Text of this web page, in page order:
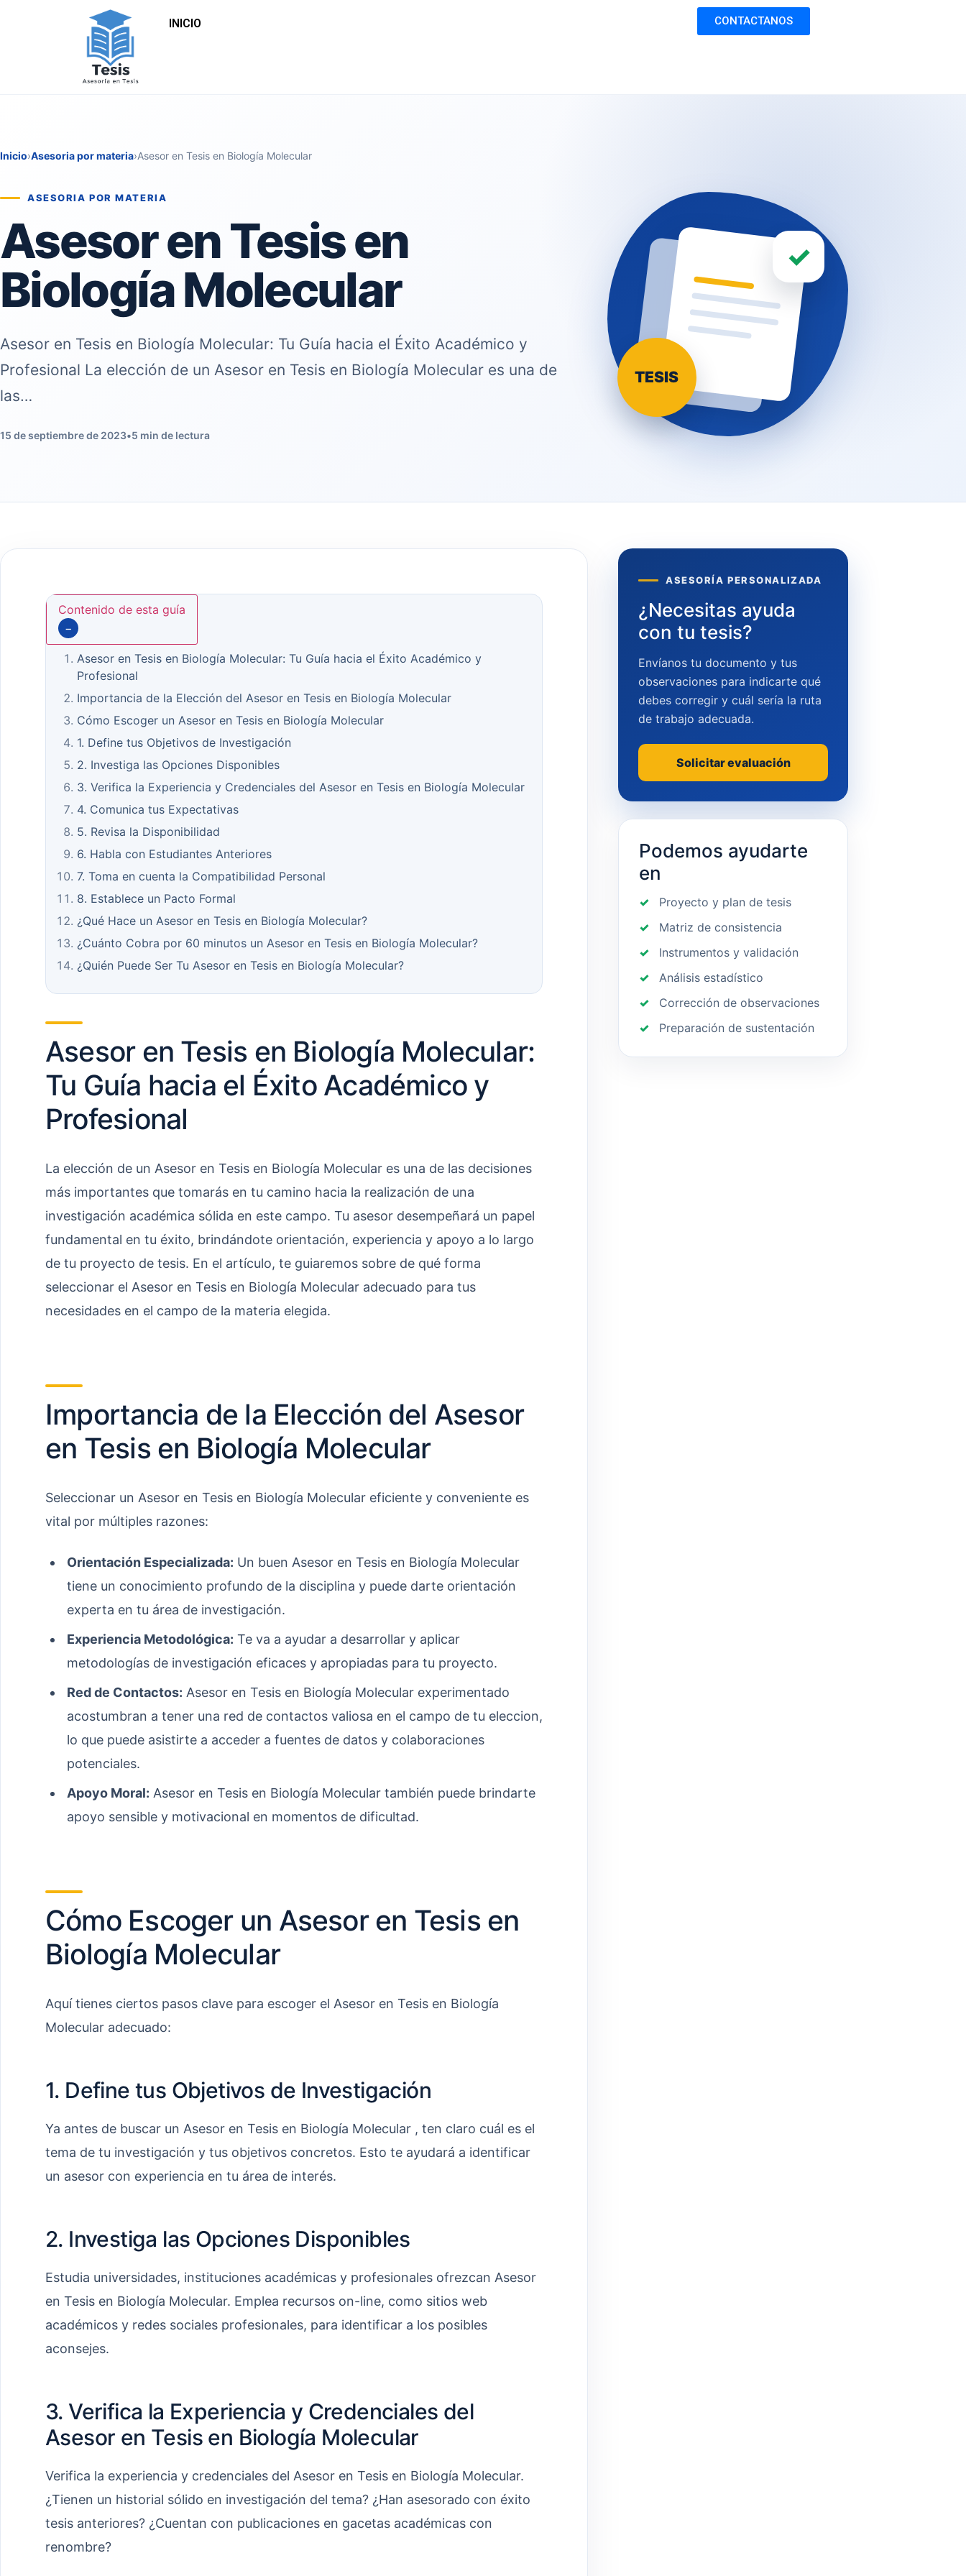
INICIO CONTACTANOS
Inicio›Asesoria por materia›Asesor en Tesis en Biología Molecular
ASESORIA POR MATERIA
Asesor en Tesis en
Biología Molecular
Asesor en Tesis en Biología Molecular: Tu Guía hacia el Éxito Académico y
Profesional La elección de un Asesor en Tesis en Biología Molecular es una de
las…
15 de septiembre de 2023•5 min de lectura
✓
TESIS
Contenido de esta guía
−
Asesor en Tesis en Biología Molecular: Tu Guía hacia el Éxito Académico y
Profesional
Importancia de la Elección del Asesor en Tesis en Biología Molecular
Cómo Escoger un Asesor en Tesis en Biología Molecular
1. Define tus Objetivos de Investigación
2. Investiga las Opciones Disponibles
3. Verifica la Experiencia y Credenciales del Asesor en Tesis en Biología Molecular
4. Comunica tus Expectativas
5. Revisa la Disponibilidad
6. Habla con Estudiantes Anteriores
7. Toma en cuenta la Compatibilidad Personal
8. Establece un Pacto Formal
¿Qué Hace un Asesor en Tesis en Biología Molecular?
¿Cuánto Cobra por 60 minutos un Asesor en Tesis en Biología Molecular?
¿Quién Puede Ser Tu Asesor en Tesis en Biología Molecular?
Asesor en Tesis en Biología Molecular:
Tu Guía hacia el Éxito Académico y
Profesional
La elección de un Asesor en Tesis en Biología Molecular es una de las decisiones
más importantes que tomarás en tu camino hacia la realización de una
investigación académica sólida en este campo. Tu asesor desempeñará un papel
fundamental en tu éxito, brindándote orientación, experiencia y apoyo a lo largo
de tu proyecto de tesis. En el artículo, te guiaremos sobre de qué forma
seleccionar el Asesor en Tesis en Biología Molecular adecuado para tus
necesidades en el campo de la materia elegida.
Importancia de la Elección del Asesor
en Tesis en Biología Molecular
Seleccionar un Asesor en Tesis en Biología Molecular eficiente y conveniente es
vital por múltiples razones:
Orientación Especializada: Un buen Asesor en Tesis en Biología Molecular
tiene un conocimiento profundo de la disciplina y puede darte orientación
experta en tu área de investigación.
Experiencia Metodológica: Te va a ayudar a desarrollar y aplicar
metodologías de investigación eficaces y apropiadas para tu proyecto.
Red de Contactos: Asesor en Tesis en Biología Molecular experimentado
acostumbran a tener una red de contactos valiosa en el campo de tu eleccion,
lo que puede asistirte a acceder a fuentes de datos y colaboraciones
potenciales.
Apoyo Moral: Asesor en Tesis en Biología Molecular también puede brindarte
apoyo sensible y motivacional en momentos de dificultad.
Cómo Escoger un Asesor en Tesis en
Biología Molecular
Aquí tienes ciertos pasos clave para escoger el Asesor en Tesis en Biología
Molecular adecuado:
1. Define tus Objetivos de Investigación
Ya antes de buscar un Asesor en Tesis en Biología Molecular , ten claro cuál es el
tema de tu investigación y tus objetivos concretos. Esto te ayudará a identificar
un asesor con experiencia en tu área de interés.
2. Investiga las Opciones Disponibles
Estudia universidades, instituciones académicas y profesionales ofrezcan Asesor
en Tesis en Biología Molecular. Emplea recursos on-line, como sitios web
académicos y redes sociales profesionales, para identificar a los posibles
aconsejes.
3. Verifica la Experiencia y Credenciales del
Asesor en Tesis en Biología Molecular
Verifica la experiencia y credenciales del Asesor en Tesis en Biología Molecular.
¿Tienen un historial sólido en investigación del tema? ¿Han asesorado con éxito
tesis anteriores? ¿Cuentan con publicaciones en gacetas académicas con
renombre?
ASESORÍA PERSONALIZADA
¿Necesitas ayuda
con tu tesis?
Envíanos tu documento y tus
observaciones para indicarte qué
debes corregir y cuál sería la ruta
de trabajo adecuada.
Solicitar evaluación
Podemos ayudarte
en
Proyecto y plan de tesis
Matriz de consistencia
Instrumentos y validación
Análisis estadístico
Corrección de observaciones
Preparación de sustentación